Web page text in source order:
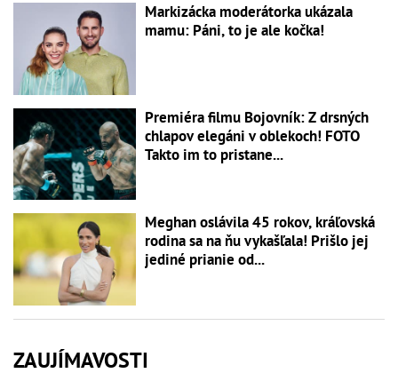
Markizácka moderátorka ukázala
mamu: Páni, to je ale kočka!
Premiéra filmu Bojovník: Z drsných
chlapov elegáni v oblekoch! FOTO
Takto im to pristane...
Meghan oslávila 45 rokov, kráľovská
rodina sa na ňu vykašľala! Prišlo jej
jediné prianie od...
ZAUJÍMAVOSTI